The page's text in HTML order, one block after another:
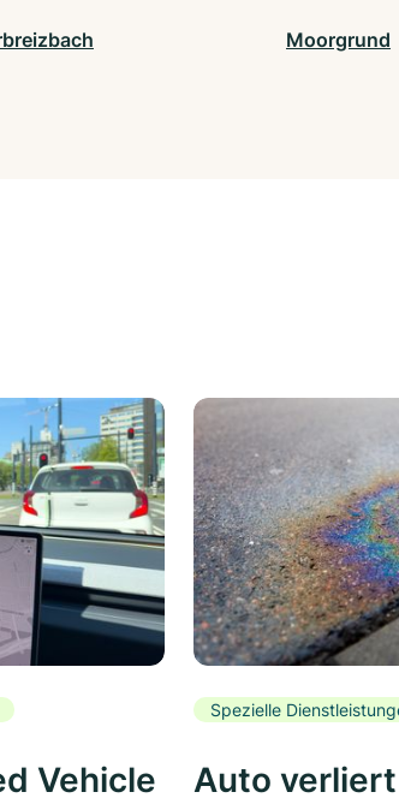
Moorgrund
Vehicle
Spezielle
Auto